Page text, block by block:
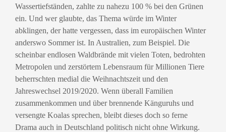
Wassertiefständen, zahlte zu nahezu 100 % bei den Grünen
ein. Und wer glaubte, das Thema würde im Winter
abklingen, der hatte vergessen, dass im europäischen Winter
anderswo Sommer ist. In Australien, zum Beispiel. Die
scheinbar endlosen Waldbrände mit vielen Toten, bedrohten
Metropolen und zerstörtem Lebensraum für Millionen Tiere
beherrschten medial die Weihnachtszeit und den
Jahreswechsel 2019/2020. Wenn überall Familien
zusammenkommen und über brennende Känguruhs und
versengte Koalas sprechen, bleibt dieses doch so ferne
Drama auch in Deutschland politisch nicht ohne Wirkung.